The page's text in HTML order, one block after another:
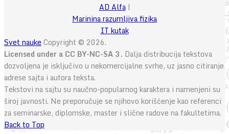
AD Alfa|
Marinina razumljiva fizika
IT kutak
Svet nauke Copyright © 2026.
Licensed under a CC BY-NC-SA 3. Dalja distribucija tekstova
dozvoljena je isključivo u nekomercijalne svrhe, uz jasno citiranje
adrese sajta i autora teksta.
Tekstovi na sajtu su naučno-popularnog karaktera i namenjeni su
široj javnosti. Ne preporučuje se njihovo korišćenje kao referenci
za seminarske, diplomske, master i slične radove na fakultetima.
Back to Top